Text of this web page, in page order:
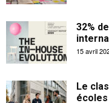
32%
15 avril
Le